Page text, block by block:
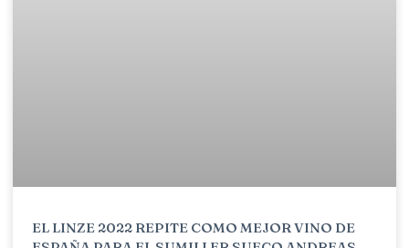
EL LINZE 2022 REPITE COMO MEJOR VINO DE